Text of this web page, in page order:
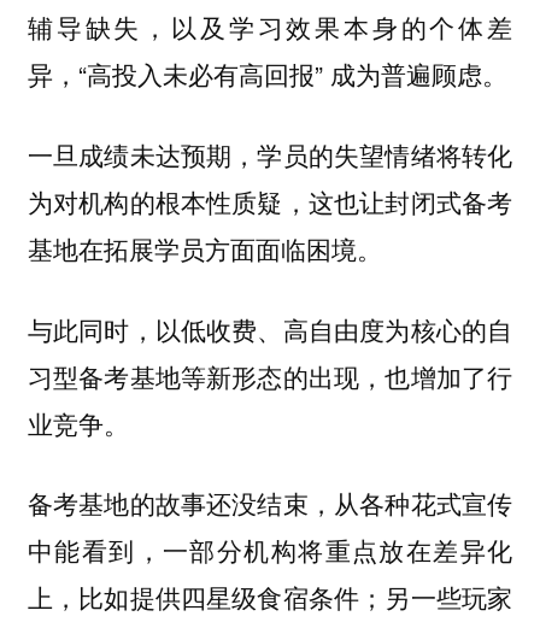
辅导缺失，以及学习效果本身的个体差
异，“高投入未必有高回报” 成为普遍顾虑。
一旦成绩未达预期，学员的失望情绪将转化
为对机构的根本性质疑 ，这也让封闭式备考
基地在拓展学员方面面临困境。
与此同时，以低收费、高自由度为核心的自
习型备考基地等新形态的出现，也增加了行
业竞争。
备考基地的故事还没结束，从各种花式宣传
中能看到，一部分机构将重点放在差异化
上，比如提供四星级食宿条件；另一些玩家